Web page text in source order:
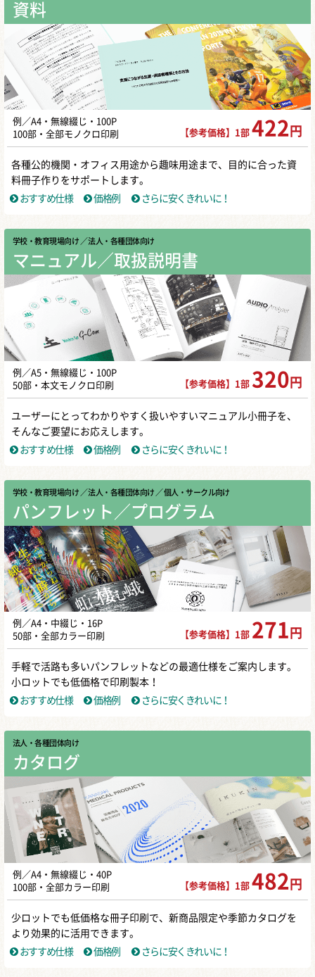
資料
例／A4・無線綴じ・100P
100部・全部モノクロ印刷
【参考価格】1部 422 円
各種公的機関・オフィス用途から趣味用途まで、目的に合った資
料冊子作りをサポートします。
おすすめ仕様
価格例 さらに安くきれいに！
学校・教育現場向け ／ 法人・各種団体向け
マニュアル／取扱説明書
例／A5・無線綴じ・100P
50部・本文モノクロ印刷
【参考価格】1部 320 円
ユーザーにとってわかりやすく扱いやすいマニュアル小冊子を、
そんなご要望にお応えします。
おすすめ仕様
価格例 さらに安くきれいに！
学校・教育現場向け ／ 法人・各種団体向け ／ 個人・サークル向け
パンフレット／プログラム
例／A4・中綴じ・16P
50部・全部カラー印刷
【参考価格】1部 271 円
手軽で活路も多いパンフレットなどの最適仕様をご案内します。
小ロットでも低価格で印刷製本！
おすすめ仕様
価格例 さらに安くきれいに！
法人・各種団体向け
カタログ
例／A4・無線綴じ・40P
100部・全部カラー印刷
【参考価格】1部 482 円
少ロットでも低価格な冊子印刷で、新商品限定や季節カタログを
より効果的に活用できます。
おすすめ仕様
価格例 さらに安くきれいに！